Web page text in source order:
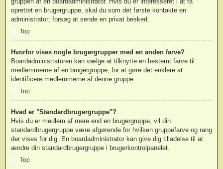
oprettet en brugergruppe, skal du som det første kontakte en
administrator; forsøg at sende en privat besked.
Top
Hvorfor vises nogle brugergrupper med en anden farve?
Boardadministratoren kan vælge at tilknytte en bestemt farve til
medlemmerne af en brugergruppe, for at gøre det enklere at
identificere medlemmerne af denne gruppe.
Top
Hvad er "Standardbrugergruppe"?
Hvis du er medlem af mere end en brugergruppe, vil din
standardbrugergruppe være afgørende for hvilken gruppefarve og rang
der vises for dig. En boardadministrator kan give dig tilladelse til at
ændre din standardbrugergruppe i brugerkontrolpanelet.
Top